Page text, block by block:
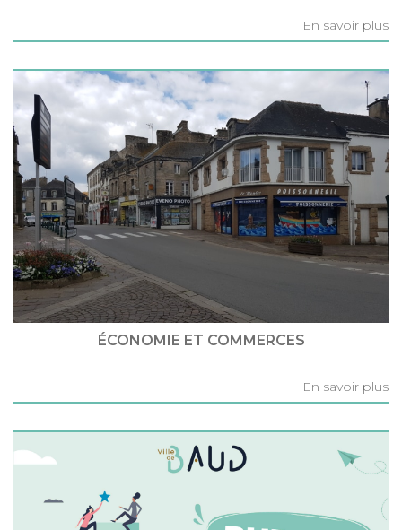
En savoir plus
ÉCONOMIE ET COMMERCES
En savoir plus